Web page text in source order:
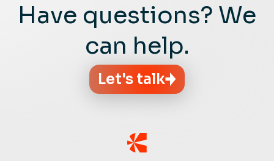
Have questions? We
can help.
Let's talk